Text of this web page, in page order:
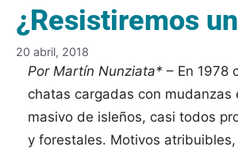
¿Resistiremos
20 abril, 2018
Por Martín Nunziata* – En 1978
chatas cargadas con
masivo de isleños, casi todos
y forestales. Motivos